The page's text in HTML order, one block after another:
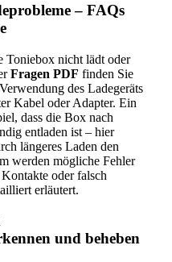
– FAQs
Toniebox nicht lädt oder
Fragen PDF finden Sie
des Ladegeräts
Kabel oder Adapter. Ein
dass die Box nach
entladen ist – hier
längeres Laden den
werden mögliche Fehler
oder falsch
erläutert.
und beheben